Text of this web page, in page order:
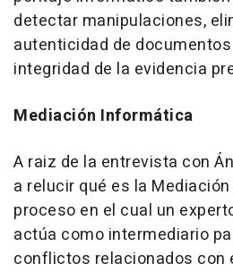
detectar manipulaciones,
autenticidad de
integridad de la evidencia
Mediación Informática
A raiz de la entrevista con
a relucir qué es la
proceso en el cual un
actúa como intermediario
conflictos relacionados con